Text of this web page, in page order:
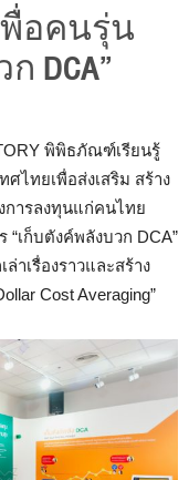
พื่อคนรุ่น
DCA”
พิพิธภัณฑ์เรียนรู้
ไทยเพื่อส่งเสริม สร้าง
การลงทุนแก่คนไทย
เก็บตังค์พลังบวก DCA”
าเรื่องราวและสร้าง
Cost Averaging”